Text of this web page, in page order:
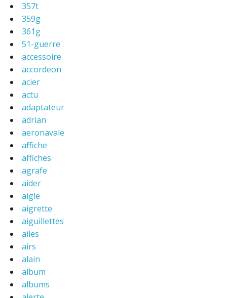
357t
359g
361g
51-guerre
accessoire
accordeon
acier
actu
adaptateur
adrian
aeronavale
affiche
affiches
agrafe
aider
aigle
aigrette
aiguillettes
ailes
airs
alain
album
albums